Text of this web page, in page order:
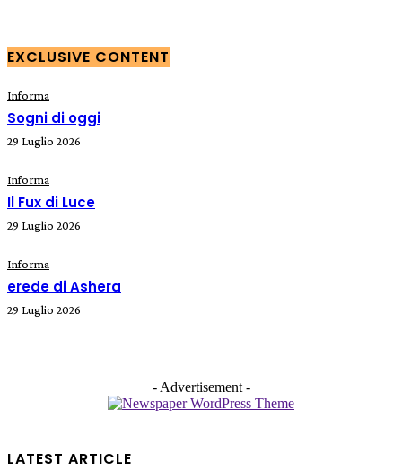
EXCLUSIVE CONTENT
Informa
Sogni di oggi
29 Luglio 2026
Informa
Il Fux di Luce
29 Luglio 2026
Informa
erede di Ashera
29 Luglio 2026
- Advertisement -
LATEST ARTICLE